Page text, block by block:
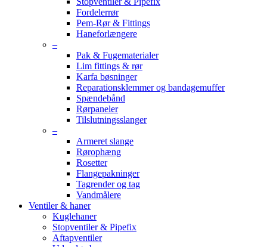
Fordelerrør
Pem-Rør & Fittings
Haneforlængere
–
Pak & Fugematerialer
Lim fittings & rør
Karfa bøsninger
Reparationsklemmer og bandagemuffer
Spændebånd
Rørpaneler
Tilslutningsslanger
–
Armeret slange
Rørophæng
Rosetter
Flangepakninger
Tagrender og tag
Vandmålere
Ventiler & haner
Kuglehaner
Stopventiler & Pipefix
Aftapventiler